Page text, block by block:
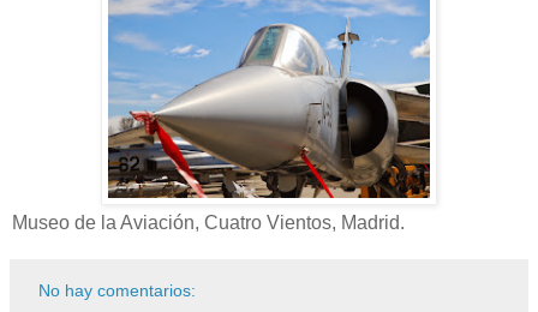
Museo de la Aviación, Cuatro Vientos, Madrid.
No hay comentarios: